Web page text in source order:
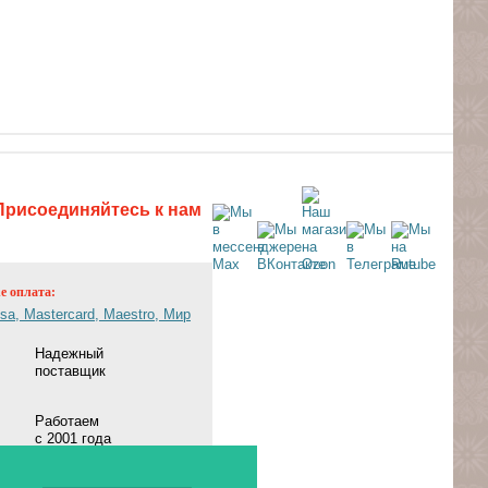
к нам
оплата:
Надежный
поставщик
Работаем
с 2001 года